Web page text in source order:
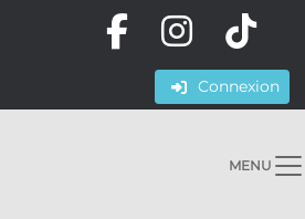
Connexion
MENU